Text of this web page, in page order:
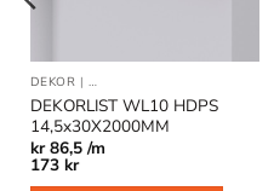
DEKOR | DEKORLIST OCH VÄGGLISTER
DEKORLIST WL10 HDPS
14,5x30X2000MM
kr86,5 /m
173 kr